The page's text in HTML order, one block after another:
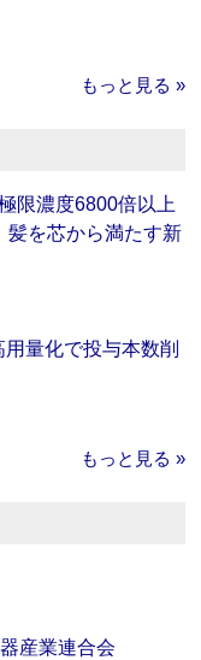
もっと見る »
限濃度6800倍以上
髪を芯から満たす新
用量化で投与本数削
もっと見る »
産業連合会